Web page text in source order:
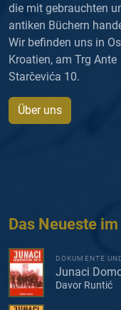
die mit gebrauchten
antiken Büchern
Wir befinden uns in
Kroatien, am Trg Ante
Starčevića 10.
Über uns
Das Neueste
DOKUMENTE
Junaci
Davor Runtić